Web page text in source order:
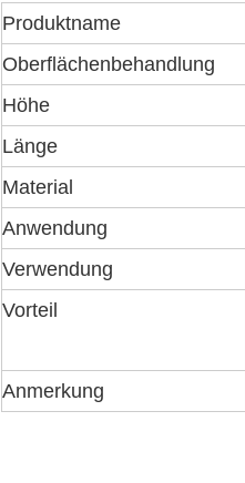
Produktname
Oberflächenbehandlung
Höhe
Länge
Material
Anwendung
Verwendung
Vorteil
Anmerkung